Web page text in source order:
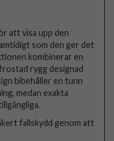
att visa upp den
som den ger det
kombinerar en
rygg designad
bibehåller en tunn
medan exakta
fallskydd genom att